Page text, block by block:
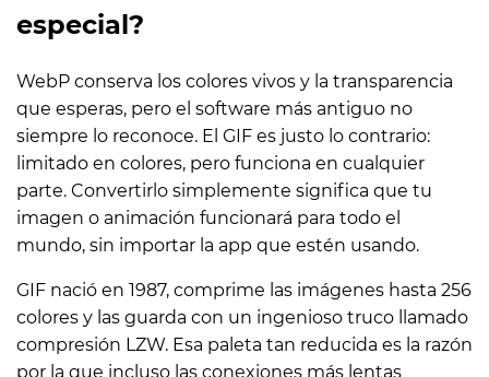
especial?
WebP conserva los colores vivos y la transparencia
que esperas, pero el software más antiguo no
siempre lo reconoce. El GIF es justo lo contrario:
limitado en colores, pero funciona en cualquier
parte. Convertirlo simplemente significa que tu
imagen o animación funcionará para todo el
mundo, sin importar la app que estén usando.
GIF nació en 1987, comprime las imágenes hasta 256
colores y las guarda con un ingenioso truco llamado
compresión LZW. Esa paleta tan reducida es la razón
por la que incluso las conexiones más lentas